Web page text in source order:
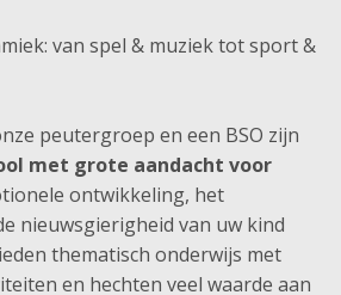
van spel & muziek tot sport &
peutergroep en een BSO zijn
met grote aandacht voor
ontwikkeling, het
nieuwsgierigheid van uw kind
thematisch onderwijs met
en hechten veel waarde aan